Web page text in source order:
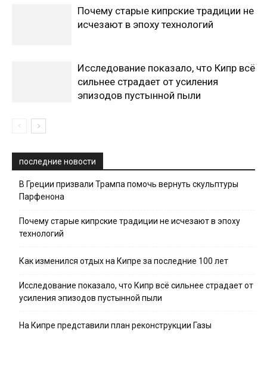
Почему старые кипрские традиции не
исчезают в эпоху технологий
Исследование показало, что Кипр всё
сильнее страдает от усиления
эпизодов пустынной пыли
последние новости
В Греции призвали Трампа помочь вернуть скульптуры
Парфенона
Почему старые кипрские традиции не исчезают в эпоху
технологий
Как изменился отдых на Кипре за последние 100 лет
Исследование показало, что Кипр всё сильнее страдает от
усиления эпизодов пустынной пыли
На Кипре представили план реконструкции Газы